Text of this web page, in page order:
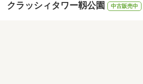
クラッシィタワー靱公園 中古販売中